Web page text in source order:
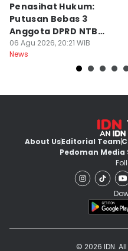
Penasihat Hukum:
Putusan Bebas 3
Anggota DPRD NTB
Bersifat Final
06 Agu 2026, 20:21 WIB
News
About UsEditorial Team
Pedoman Media
© 2026 IDN.